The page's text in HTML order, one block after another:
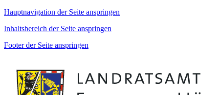
Hauptnavigation der Seite anspringen
Inhaltsbereich der Seite anspringen
Footer der Seite anspringen